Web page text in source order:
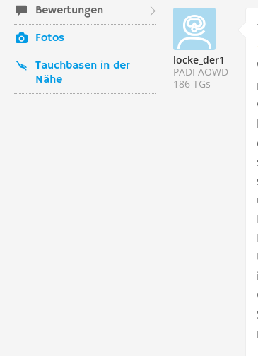
Bewertungen
Fotos
Tauchbasen in der
Nähe
locke_der1
PADI AOWD
186 TGs